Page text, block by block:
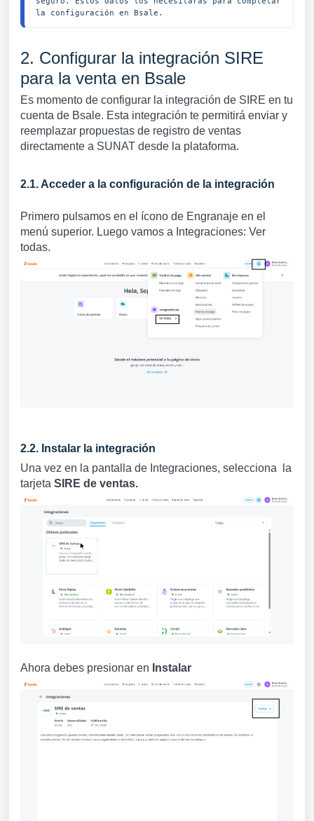
la configuración en Bsale.
2. Configurar la integración SIRE
para la venta en Bsale
Es momento de configurar la integración de SIRE en tu
cuenta de Bsale. Esta integración te permitirá enviar y
reemplazar propuestas de registro de ventas
directamente a SUNAT desde la plataforma.
2.1. Acceder a la configuración de la integración
Primero pulsamos en el ícono de Engranaje en el
menú superior. Luego vamos a Integraciones: Ver
todas.
2.2. Instalar la integración
Una vez en la pantalla de Integraciones, selecciona la
tarjeta SIRE de ventas.
Ahora debes presionar en Instalar